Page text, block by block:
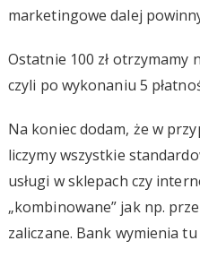
marketingowe dalej
Ostatnie 100 zł otrzymamy
czyli po wykonaniu 5
Na koniec dodam, że w
liczymy wszystkie
usługi w sklepach czy
„kombinowane” jak np.
zaliczane. Bank wymienia tu